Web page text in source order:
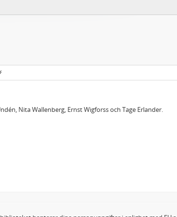
Nita Wallenberg, Ernst Wigforss och Tage Erlander.